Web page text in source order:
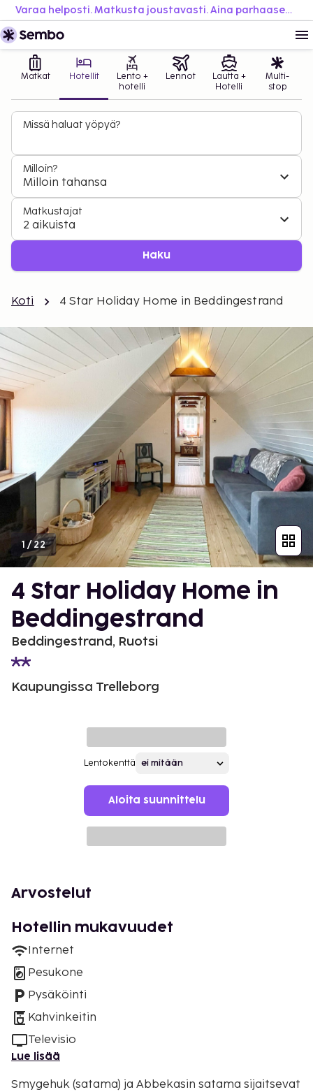
Varaa helposti. Matkusta joustavasti. Aina parhaaseen hintaan.
Matkat Hotellit
Lento +
hotelli
Lennot
Lautta +
Hotelli
Multi-
stop
Missä haluat yöpyä?
Milloin?
Milloin tahansa
Matkustajat
2 aikuista
Haku
Koti 4 Star Holiday Home in Beddingestrand
1 /22
4 Star Holiday Home in
Beddingestrand
Beddingestrand, Ruotsi
Kaupungissa Trelleborg
Lentokenttä
Aloita suunnittelu
Arvostelut
Hotellin mukavuudet
Internet
Pesukone
Pysäköinti
Kahvinkeitin
Televisio
Lue lisää
Smygehuk (satama) ja Abbekasin satama sijaitsevat